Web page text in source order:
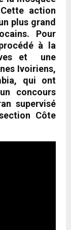
action
plus grand
Pour
à la
et une
Ivoiriens,
qui ont
concours
supervisé
Côte